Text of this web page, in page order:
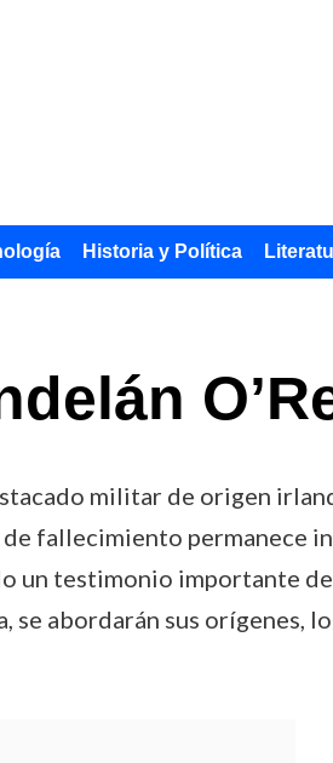
Historia y Política
militar de origen
fallecimiento permanece
un testimonio importante
abordarán sus orígenes,